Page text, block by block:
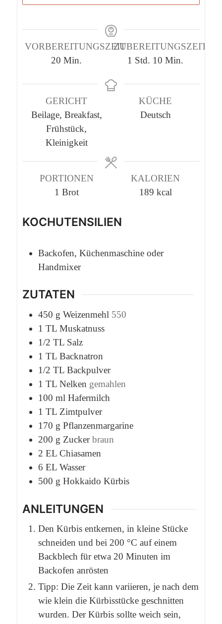
VORBEREITUNGSZEIT
20 Minuten
Min.
ZUBEREITUNGSZEIT
1 Stunde
Std. 10 Minuten
Min.
GERICHT
Beilage, Breakfast,
Frühstück,
Kleinigkeit
KÜCHE
Deutsch
PORTIONEN
1 Brot
KALORIEN
189 kcal
KOCHUTENSILIEN
Backofen, Küchenmaschine oder
Handmixer
ZUTATEN
450 g Weizenmehl 550
1 TL Muskatnuss
1/2 TL Salz
1 TL Backnatron
1/2 TL Backpulver
1 TL Nelken gemahlen
100 ml Hafermilch
1 TL Zimtpulver
170 g Pflanzenmargarine
200 g Zucker braun
2 EL Chiasamen
6 EL Wasser
500 g Hokkaido Kürbis
ANLEITUNGEN
Den Kürbis entkernen, in kleine Stücke
schneiden und bei 200 °C auf einem
Backblech für etwa 20 Minuten im
Backofen anrösten
Tipp: Die Zeit kann variieren, je nach dem
wie klein die Kürbisstücke geschnitten
wurden. Der Kürbis sollte weich sein,